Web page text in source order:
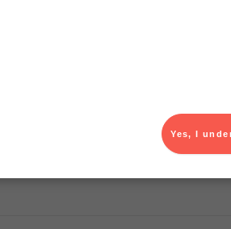
Du som är Menigo-
Yes, I